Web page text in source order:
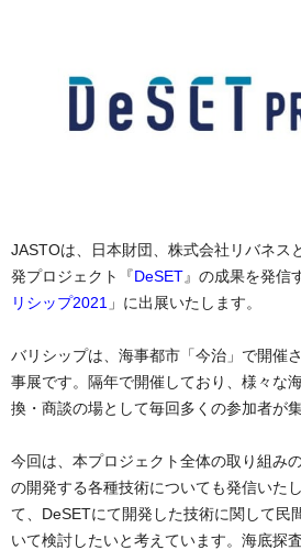
JASTOは、日本財団、株式会社リバネス
発プロジェクト『DeSET』の成果を発信
リシップ2021 」に出展いたします。
バリシップは、海事都市「今治」で開催
事展です。隔年で開催しており、様々な
換・商談の場として毎回多くの参加者が集
今回は、本プロジェクト全体の取り組み
の開発する各種技術についても発信いた
て、DeSETにて開発した技術に関して民
いて検討したいと考えています。海底探